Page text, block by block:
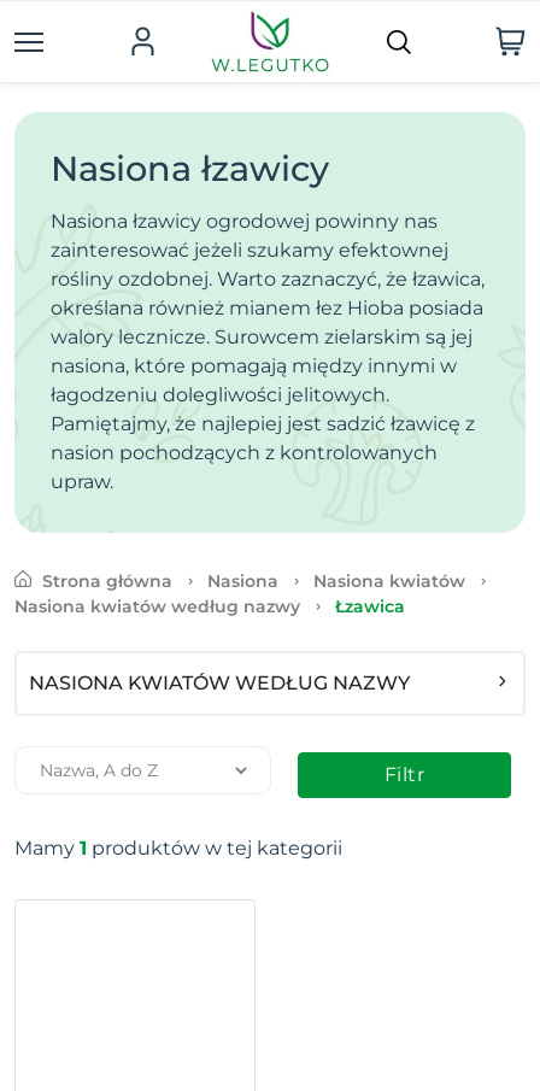
Nasiona łzawicy
Nasiona łzawicy ogrodowej powinny nas
zainteresować jeżeli szukamy efektownej
rośliny ozdobnej. Warto zaznaczyć, że łzawica,
określana również mianem łez Hioba posiada
walory lecznicze. Surowcem zielarskim są jej
nasiona, które pomagają między innymi w
łagodzeniu dolegliwości jelitowych.
Pamiętajmy, że najlepiej jest sadzić łzawicę z
nasion pochodzących z kontrolowanych
upraw.
Strona główna Nasiona
Nasiona kwiatów
Nasiona kwiatów według nazwy
Łzawica
NASIONA KWIATÓW WEDŁUG NAZWY
Filtr
Mamy 1 produktów w tej kategorii